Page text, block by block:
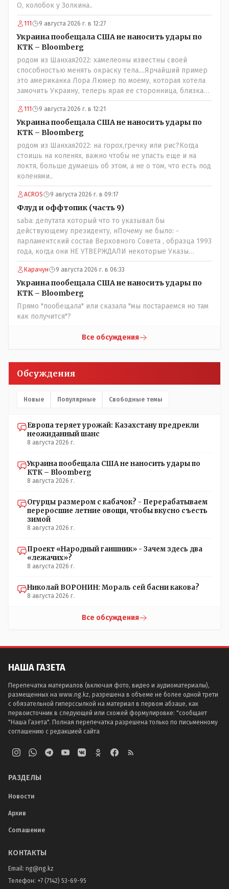
О, колобок у Золкина..
111 9 августа 2026 г. в 12:27
Украина пообещала США не наносить удары по
КТК – Bloomberg
родом из Шанхая2022: хамелеоны известны своей
способностью менять окраску тела....Ярчайший пример
это американка Лора Люмер по моему, которая хотела
замочить Украину, теперь ярая ее сторонница, близкая
к Трампу. Ну и западные страны тем более, которые
предоставляли Зеленскому убежище, чтоб он бежал и
которые развернулись потом на 180 или 360 градусов,
посмотрев на того, как он не сдался, но ты же там сам
живешь и многое знаешь о тех, на кого работаешь.. Это
просто прагматизм и ничего личного. Победим мы, они
встанут под нас и наоборот и все это понимают..
111 9 августа 2026 г. в 12:21
Украина пообещала США не наносить удары по
КТК – Bloomberg
родом из Шанхая2022: на горох,гречку или рис?Когда
стоишь на коленях, важно чтобы не упасть еще и на
локтя, больше думаешь об этом, а не о том, что есть под
коленями..
ACROS 9 августа 2026 г. в 09:17
Флуд и оффтопик (часть 9)
saba: депутата который что то указывал бы
действующему президенту, нПочему не было: -
парламентский состав Верховного Совета , образца 1993
года, когда они НЕ УТВЕРЖДАЛИ некоторые Указы
Назарбаева, особенно в части выборов и перевыборов и
некоторых вопросах внутренней политики, и тогда
Назарбай волевым Указом РАСПУСТИЛ этот бунтарский
состав. Имя - Серикболсын Абдильдин вам знакомо -
юывший секретарь ЦК КП Казахстана , впоследствии -
депутат Верховного Совета и Мажлиса и Председатель
партии коммунстов- он в то время и после и причём
НЕОДНОКРАТНО, указывал и многократно на недостатки
Назарбая и предлагал ему самому ДОБРОВОЛЬНО уйти с
Карачун 9 августа 2026 г. в 06:33
Украина пообещала США не наносить удары по
КТК – Bloomberg
Прямо "пообещала" или сказала "мы постараемся но там
как получится"?
Все обсуждения
Обсуждения
Новые Популярные Свободные темы
Европа теряет урожай: Казахстану предрекли
неожиданный шанс
8 августа 2026 г.
Украина пообещала США не наносить удары по
КТК – Bloomberg
8 августа 2026 г.
Огурцы размером с кабачок? - Перерабатываем
переросшие летние овощи, чтобы вкусно съесть
зимой
8 августа 2026 г.
Проект «Народный гаишник» - Зачем здесь два
«лежачих»?
8 августа 2026 г.
Николай ВОРОНИН: Мораль сей басни какова?
8 августа 2026 г.
Все обсуждения
НАША ГАЗЕТА
Перепечатка материалов (включая фото, видео и аудиоматериалы),
размещенных на www.ng.kz, разрешена в объеме не более одной трети
с обязательной гиперссылкой на материал в первом абзаце, как
первоисточник в следующей или схожей формулировке: "сообщает
"Наша Газета". Полная перепечатка разрешена только по письменному
соглашению с редакцией сайта
РАЗДЕЛЫ
Новости
Архив
Соглашение
КОНТАКТЫ
Email: ng@ng.kz
Телефон: +7 (7142) 53-69-95